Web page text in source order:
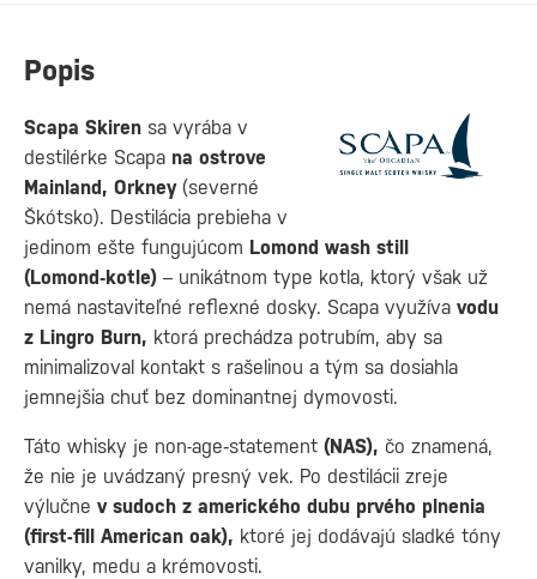
Popis
Scapa Skiren sa vyrába v
destilérke Scapa na ostrove
Mainland, Orkney(severné
Škótsko). Destilácia prebieha v
jedinom ešte fungujúcom Lomond wash still
(Lomond‑kotle) – unikátnom type kotla, ktorý však už
nemá nastaviteľné reflexné dosky. Scapa využíva vodu
z Lingro Burn, ktorá prechádza potrubím, aby sa
minimalizoval kontakt s rašelinou a tým sa dosiahla
jemnejšia chuť bez dominantnej dymovosti.
Táto whisky je non-age‑statement (NAS), čo znamená,
že nie je uvádzaný presný vek. Po destilácii zreje
výlučne v sudoch z amerického dubu prvého plnenia
(first-fill American oak), ktoré jej dodávajú sladké tóny
vanilky, medu a krémovosti.